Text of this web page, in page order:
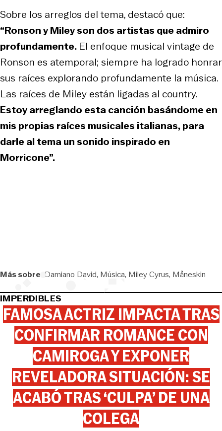
Sobre los arreglos del tema, destacó que:
“Ronson y Miley son dos artistas que admiro
profundamente. El enfoque musical vintage de
Ronson es atemporal; siempre ha logrado honrar
sus raíces explorando profundamente la música.
Las raíces de Miley están ligadas al country.
Estoy arreglando esta canción basándome en
mis propias raíces musicales italianas, para
darle al tema un sonido inspirado en
Morricone”.
Más sobre: Damiano David Música Miley Cyrus Måneskin
IMPERDIBLES
FAMOSA ACTRIZ IMPACTA TRAS
CONFIRMAR ROMANCE CON
CAMIROGA Y EXPONER
REVELADORA SITUACIÓN: SE
ACABÓ TRAS ‘CULPA’ DE UNA
COLEGA